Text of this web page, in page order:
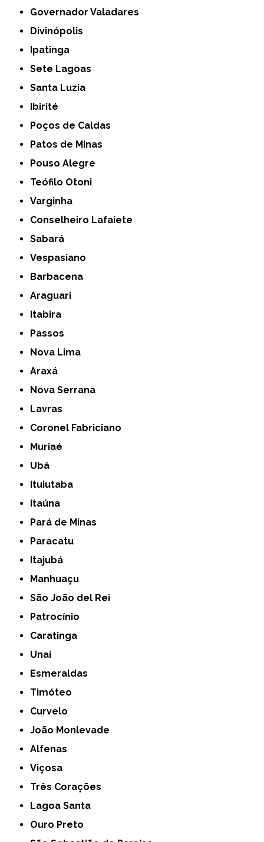
Governador Valadares
Divinópolis
Ipatinga
Sete Lagoas
Santa Luzia
Ibirité
Poços de Caldas
Patos de Minas
Pouso Alegre
Teófilo Otoni
Varginha
Conselheiro Lafaiete
Sabará
Vespasiano
Barbacena
Araguari
Itabira
Passos
Nova Lima
Araxá
Nova Serrana
Lavras
Coronel Fabriciano
Muriaé
Ubá
Ituiutaba
Itaúna
Pará de Minas
Paracatu
Itajubá
Manhuaçu
São João del Rei
Patrocínio
Caratinga
Unaí
Esmeraldas
Timóteo
Curvelo
João Monlevade
Alfenas
Viçosa
Três Corações
Lagoa Santa
Ouro Preto